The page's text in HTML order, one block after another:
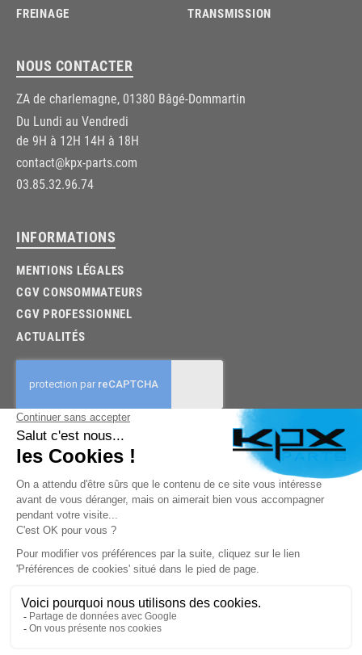
03.85.32.96.74
FREINAGE
TRANSMISSION
NOUS CONTACTER
ZA de charlemagne, 01380 Bâgé-Dommartin
Du Lundi au Vendredi
de 9H à 12H 14H à 18H
contact@kpx-parts.com
03.85.32.96.74
INFORMATIONS
MENTIONS LÉGALES
CGV CONSOMMATEURS
CGV PROFESSIONNEL
ACTUALITÉS